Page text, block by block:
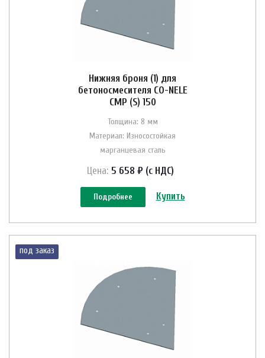
Нижняя броня (1) для
бетоносмесителя CO-NELE
CMP (S) 150
Толщина: 8 мм
Материал: Износостойкая
марганцевая сталь
Цена: 5 658 ₽ (с НДС)
Подробнее Купить
под заказ